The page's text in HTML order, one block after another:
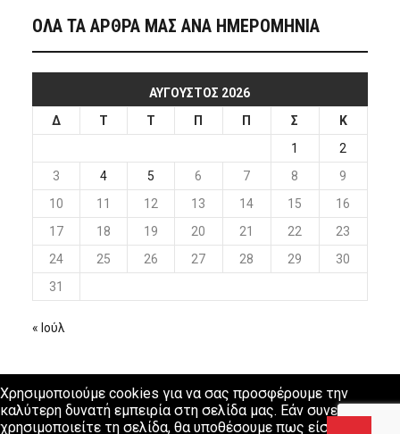
ΟΛΑ ΤΑ ΑΡΘΡΑ ΜΑΣ ΑΝΑ ΗΜΕΡΟΜΗΝΙΑ
ΑΎΓΟΥΣΤΟΣ 2026
Δ
Τ Τ Π Π Σ
Κ
1
2
3
4 5 6 7 8
9
10
11 12 13 14 15
16
17
18 19 20 21 22
23
24
25 26 27 28 29
30
31
« Ιούλ
Χρησιμοποιούμε cookies για να σας προσφέρουμε την
καλύτερη δυνατή εμπειρία στη σελίδα μας. Εάν συνεχίσετε να
χρησιμοποιείτε τη σελίδα, θα υποθέσουμε πως είστε